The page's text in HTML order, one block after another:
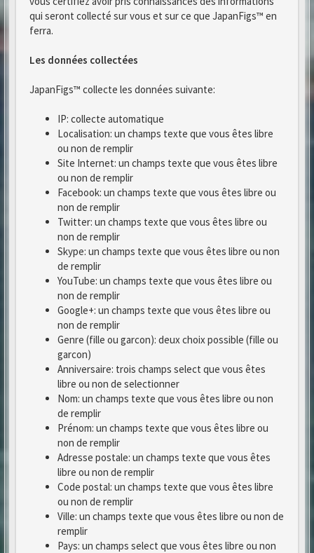
qui seront collecté sur vous et sur ce que JapanFigs™ en
ferra.
Les données collectées
JapanFigs™ collecte les données suivante:
IP: collecte automatique
Localisation: un champs texte que vous êtes libre
ou non de remplir
Site Internet: un champs texte que vous êtes libre
ou non de remplir
Facebook: un champs texte que vous êtes libre ou
non de remplir
Twitter: un champs texte que vous êtes libre ou
non de remplir
Skype: un champs texte que vous êtes libre ou non
de remplir
YouTube: un champs texte que vous êtes libre ou
non de remplir
Google+: un champs texte que vous êtes libre ou
non de remplir
Genre (fille ou garcon): deux choix possible (fille ou
garcon)
Anniversaire: trois champs select que vous êtes
libre ou non de selectionner
Nom: un champs texte que vous êtes libre ou non
de remplir
Prénom: un champs texte que vous êtes libre ou
non de remplir
Adresse postale: un champs texte que vous êtes
libre ou non de remplir
Code postal: un champs texte que vous êtes libre
ou non de remplir
Ville: un champs texte que vous êtes libre ou non de
remplir
Pays: un champs select que vous êtes libre ou non